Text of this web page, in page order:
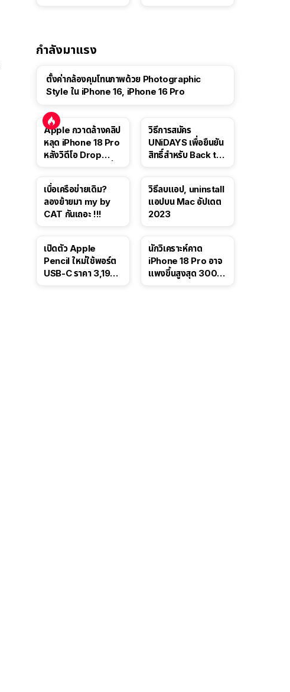
กำลังมาแรง
ตั้งค่ากล้องคุมโทนภาพด้วย Photographic
Style ใน iPhone 16, iPhone 16 Pro
Apple กวาดล้างคลิป
หลุด iPhone 18 Pro
หลังวิดีโอ Drop
วิธีการสมัคร
UNiDAYS เพื่อยืนยัน
สิทธิ์สำหรับ Back to
เบื่อเครือข่ายเดิม?
ลองย้ายมา my by
CAT กันเถอะ !!!
วิธีลบแอป, uninstall
แอปบน Mac อัปเดต
2023
เปิดตัว Apple
Pencil ใหม่ใช้พอร์ต
USB-C ราคา 3,190
นักวิเคราะห์คาด
iPhone 18 Pro อาจ
แพงขึ้นสูงสุด 300